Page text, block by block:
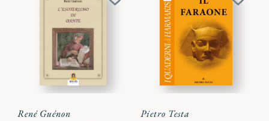
Aggiungi
René Guénon
Pietro Testa